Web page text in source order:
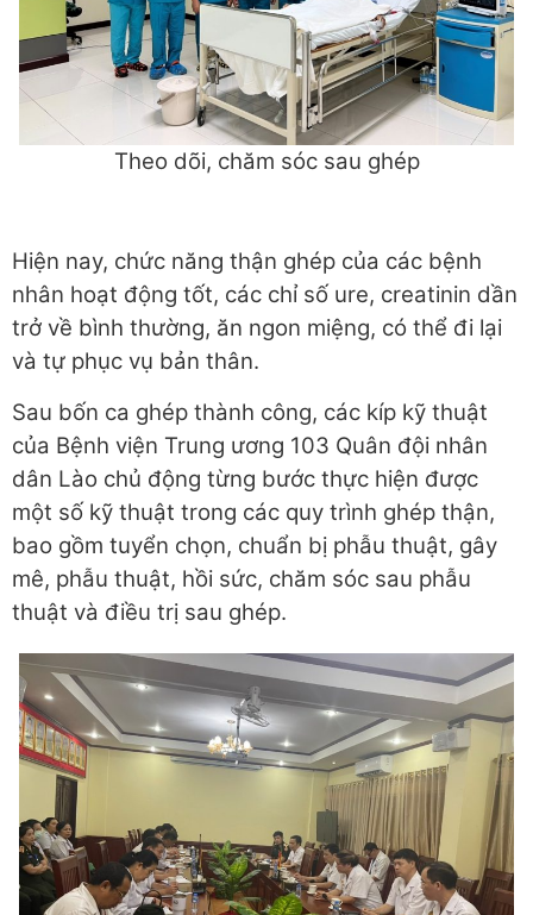
Theo dõi, chăm sóc sau ghép
Hiện nay, chức năng thận ghép của các bệnh
nhân hoạt động tốt, các chỉ số ure, creatinin dần
trở về bình thường, ăn ngon miệng, có thể đi lại
và tự phục vụ bản thân.
Sau bốn ca ghép thành công, các kíp kỹ thuật
của Bệnh viện Trung ương 103 Quân đội nhân
dân Lào chủ động từng bước thực hiện được
một số kỹ thuật trong các quy trình ghép thận,
bao gồm tuyển chọn, chuẩn bị phẫu thuật, gây
mê, phẫu thuật, hồi sức, chăm sóc sau phẫu
thuật và điều trị sau ghép.